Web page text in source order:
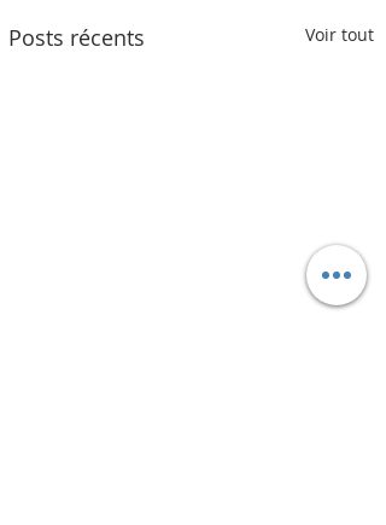
Posts récents Voir tout